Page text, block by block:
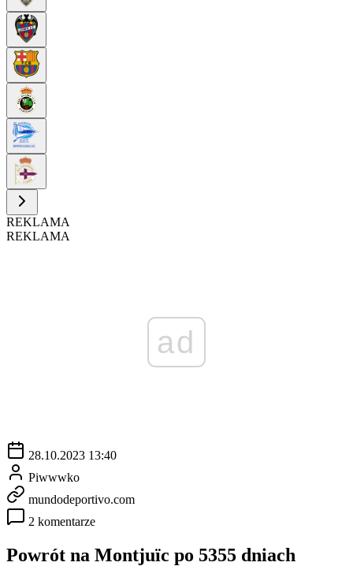
REKLAMA
REKLAMA
ad
28.10.2023 13:40
Piwwwko
mundodeportivo.com
2 komentarze
Powrót na Montjuïc po 5355 dniach